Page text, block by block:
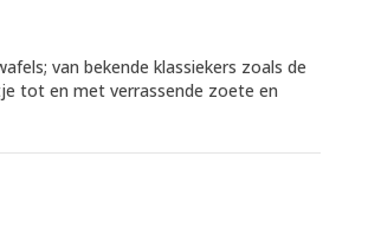
van bekende klassiekers zoals de
tot en met verrassende zoete en